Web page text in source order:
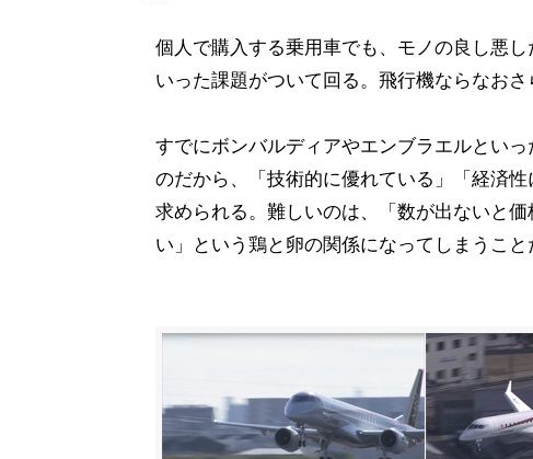
個人で購入する乗用車でも、モノの良し悪
いった課題がついて回る。飛行機ならなおさ
すでにボンバルディアやエンブラエルとい
のだから、「技術的に優れている」「経済
求められる。難しいのは、「数が出ないと
い」という鶏と卵の関係になってしまうこと